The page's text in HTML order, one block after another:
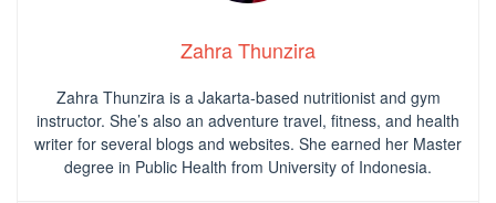
Zahra Thunzira
Zahra Thunzira is a Jakarta-based nutritionist and gym
instructor. She’s also an adventure travel, fitness, and health
writer for several blogs and websites. She earned her Master
degree in Public Health from University of Indonesia.